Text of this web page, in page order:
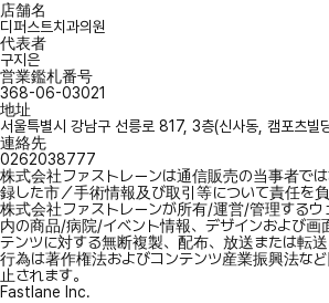
店舗名
디퍼스트치과의원
代表者
구지은
営業鑑札番号
368-06-03021
地址
서울특별시 강남구 선릉로 817, 3층(신사동, 캠포츠빌
連絡先
0262038777
株式会社ファストレーンは通信販売の当事者で
録した市／手術情報及び取引等について責任を負
株式会社ファストレーンが所有/運営/管理するウ
内の商品/病院/イベント情報、デザインおよび画
テンツに対する無断複製、配布、放送または転
行為は著作権法およびコンテンツ産業振興法な
止されます。
Fastlane Inc.